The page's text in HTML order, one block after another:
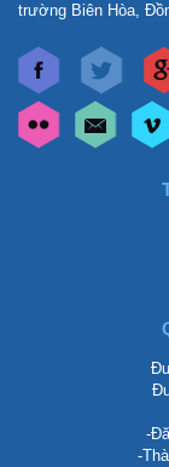
trường Biên Hòa,
-
-